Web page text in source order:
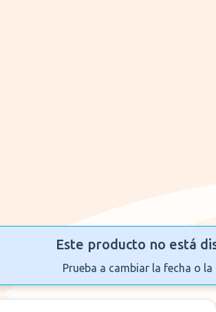
Este producto no está
Prueba a cambiar la fecha o